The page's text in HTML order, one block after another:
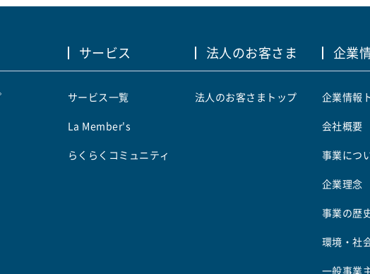
サービス
サービス一覧
La Member's
らくらくコミュニティ
法人のお客さま
法人のお客さまトップ
企業
企業情報
会社概要
事業につ
企業理念
事業の歴
環境・社
一般事業